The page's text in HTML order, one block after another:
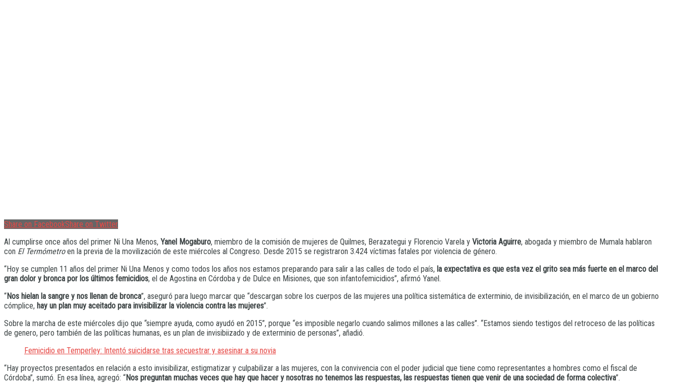
Share on FacebookShare on Twitter
Al cumplirse once años del primer Ni Una Menos, Yanel Mogaburo, miembro de la comisión de mujeres de Quilmes, Berazategui y Florencio Varela y Victoria Aguirre, abogada y miembro de Mumala hablaron
con El Termómetroen la previa de la movilización de este miércoles al Congreso. Desde 2015 se registraron 3.424 víctimas fatales por violencia de género.
“Hoy se cumplen 11 años del primer Ni Una Menos y como todos los años nos estamos preparando para salir a las calles de todo el país, la expectativa es que esta vez el grito sea más fuerte en el marco del
gran dolor y bronca por los últimos femicidios, el de Agostina en Córdoba y de Dulce en Misiones, que son infantofemicidios”, afirmó Yanel.
“Nos hielan la sangre y nos llenan de bronca”, aseguró para luego marcar que “descargan sobre los cuerpos de las mujeres una política sistemática de exterminio, de invisibilización, en el marco de un gobierno
cómplice, hay un plan muy aceitado para invisibilizar la violencia contra las mujeres”.
Sobre la marcha de este miércoles dijo que “siempre ayuda, como ayudó en 2015”, porque “es imposible negarlo cuando salimos millones a las calles”. “Estamos siendo testigos del retroceso de las políticas
de genero, pero también de las políticas humanas, es un plan de invisibiizado y de exterminio de personas”, añadió.
Femicidio en Temperley: Intentó suicidarse tras secuestrar y asesinar a su novia
“Hay proyectos presentados en relación a esto invisibilizar, estigmatizar y culpabilizar a las mujeres, con la convivencia con el poder judicial que tiene como representantes a hombres como el fiscal de
Córdoba”, sumó. En esa línea, agregó: “Nos preguntan muchas veces que hay que hacer y nosotras no tenemos las respuestas, las respuestas tienen que venir de una sociedad de forma colectiva”.